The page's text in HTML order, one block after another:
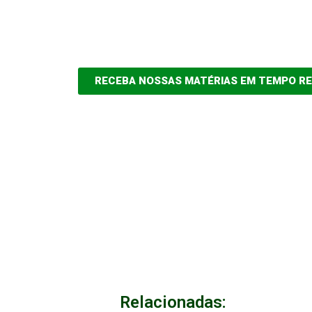
RECEBA NOSSAS MATÉRIAS EM TEMPO
Relacionadas: